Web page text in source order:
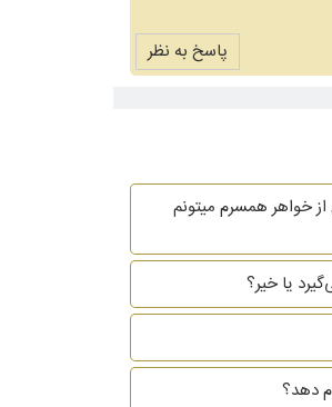
پاسخ به نظر
خواهر همسرم میتونم
یا خیر؟
دهد؟